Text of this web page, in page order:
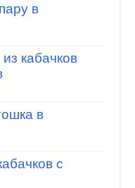
в
кабачков
в
с